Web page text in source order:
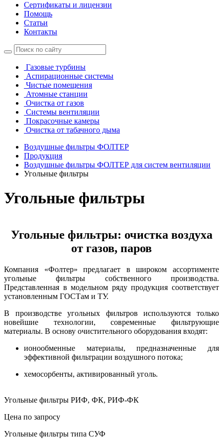
Сертификаты и лицензии
Помощь
Статьи
Контакты
Газовые турбины
Аспирационные системы
Чистые помещения
Атомные станции
Очистка от газов
Системы вентиляции
Покрасочные камеры
Очистка от табачного дыма
Воздушные фильтры ФОЛТЕР
Продукция
Воздушные фильтры ФОЛТЕР для систем вентиляции
Угольные фильтры
Угольные фильтры
Угольные фильтры: очистка воздуха
от газов, паров
Компания «Фолтер» предлагает в широком ассортименте
угольные фильтры собственного производства.
Представленная в модельном ряду продукция соответствует
установленным ГОСТам и ТУ.
В производстве угольных фильтров используются только
новейшие технологии, современные фильтрующие
материалы. В основу очистительного оборудования входят:
ионообменные материалы, предназначенные для
эффективной фильтрации воздушного потока;
хемосорбенты, активированный уголь.
Угольные фильтры РИФ, ФК, РИФ-ФК
Цена по запросу
Угольные фильтры типа СУФ